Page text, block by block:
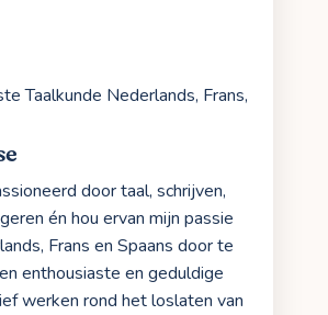
Taalkunde Nederlands, Frans,
door taal, schrijven,
én hou ervan mijn passie
Frans en Spaans door te
enthousiaste en geduldige
werken rond het loslaten van